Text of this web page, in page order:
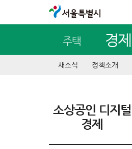
서울특별시
주택 경제
새소식 정책소개
소상공인 디지털
경제